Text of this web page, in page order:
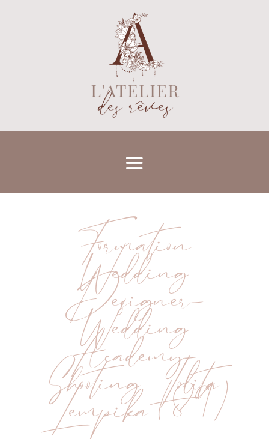
Formation
Wedding
Designer-
Wedding
Academy-
Shooting Lolita
Lempika (89)